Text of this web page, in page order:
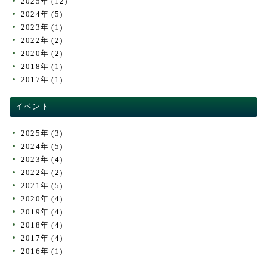
2024年 (5)
2023年 (1)
2022年 (2)
2020年 (2)
2018年 (1)
2017年 (1)
イベント
2025年 (3)
2024年 (5)
2023年 (4)
2022年 (2)
2021年 (5)
2020年 (4)
2019年 (4)
2018年 (4)
2017年 (4)
2016年 (1)